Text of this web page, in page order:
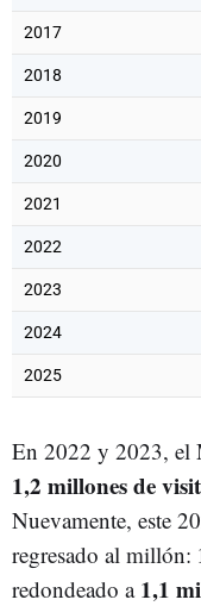
2017
2018
2019
2020
2021
2022
2023
2024
2025
En 2022 y 2023, el
1,2 millones de
Nuevamente, este
regresado al millón:
redondeado a 1,1